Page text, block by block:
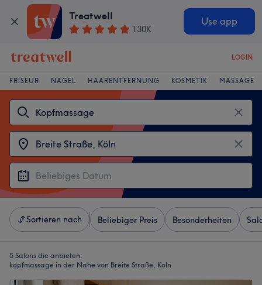
Treatwell
130K
Use app
LOGIN
FRISEUR NÄGEL HAARENTFERNUNG KOSMETIK MASSAGE
Sortieren nach Beliebiger Preis Besonderheiten
5 Salons die anbieten:
kopfmassage in der Nähe von Breite Straße, Köln